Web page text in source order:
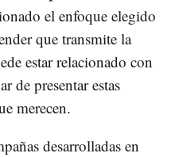
el enfoque elegido
que transmite la
estar relacionado con
de presentar estas
merecen.
desarrolladas en